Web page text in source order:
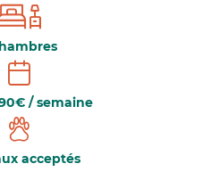
/ semaine
acceptés